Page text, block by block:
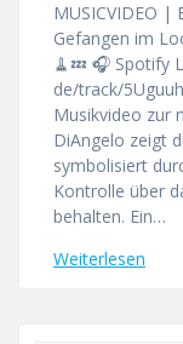
MUSICVIDEO |
Gefangen im
🧹💤 🎧 Spotify
de/track/
Musikvideo zur
DiAngelo zeigt
symbolisiert
Kontrolle über
behalten. Ein…
Weiterlesen